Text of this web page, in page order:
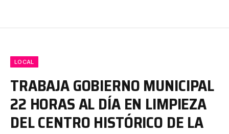
LOCAL
TRABAJA GOBIERNO MUNICIPAL
22 HORAS AL DÍA EN LIMPIEZA
DEL CENTRO HISTÓRICO DE LA